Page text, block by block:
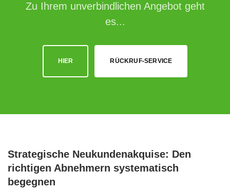
Zu Ihrem unverbindlichen Angebot geht
es...
HIER RÜCKRUF-SERVICE
Strategische Neukundenakquise: Den
richtigen Abnehmern systematisch
begegnen